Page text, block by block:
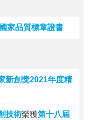
家品質標章證書
新創獎2021年度精
技術榮獲第十八屆